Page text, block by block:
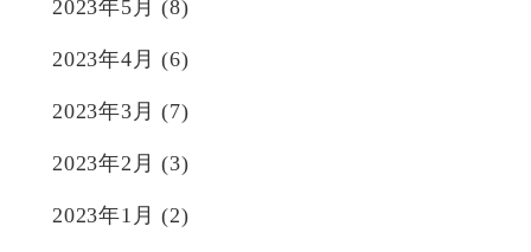
2023年5月 (8)
2023年4月 (6)
2023年3月 (7)
2023年2月 (3)
2023年1月 (2)